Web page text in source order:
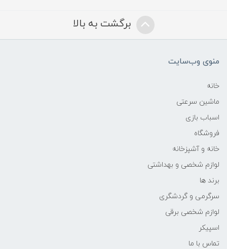
برگشت به بالا
منوی وب‌سایت
خانه
ماشین سرعتی
اسباب بازی
فروشگاه
خانه و آشپزخانه
لوازم شخصی و بهداشتی
برند ها
سرگرمی و گردشگری
لوازم شخصی برقی
اسپیکر
تماس با ما